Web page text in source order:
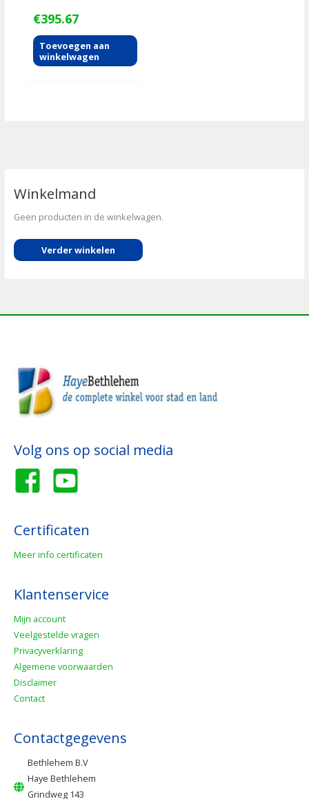
€395.67
Toevoegen aan
winkelwagen
Winkelmand
Geen producten in de winkelwagen.
Verder winkelen
Volg ons op social media
Certificaten
Meer info certificaten
Klantenservice
Mijn account
Veelgestelde vragen
Privacyverklaring
Algemene voorwaarden
Disclaimer
Contact
Contactgegevens
Bethlehem B.V
Haye Bethlehem
Grindweg 143